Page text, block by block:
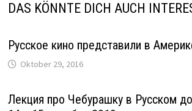
DAS KÖNNTE DICH AUCH
Русское кино представили в
Oktober 29, 2016
Лекция про Чебурашку в Русском